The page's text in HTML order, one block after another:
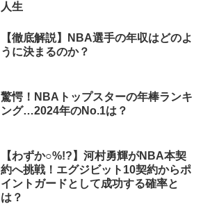
人生
【徹底解説】NBA選手の年収はどのよ
うに決まるのか？
驚愕！NBAトップスターの年棒ランキ
ング…2024年のNo.1は？
【わずか○%!?】河村勇輝がNBA本契
約へ挑戦！エグジビット10契約からポ
イントガードとして成功する確率と
は？